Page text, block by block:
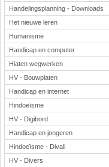
Handelingsplanning - Downloads
Het nieuwe leren
Humanisme
Handicap en computer
Hiaten wegwerken
HV - Bouwplaten
Handicap en internet
Hindoeïsme
HV - Digibord
Handicap en jongeren
Hindoeïsme - Divali
HV - Divers